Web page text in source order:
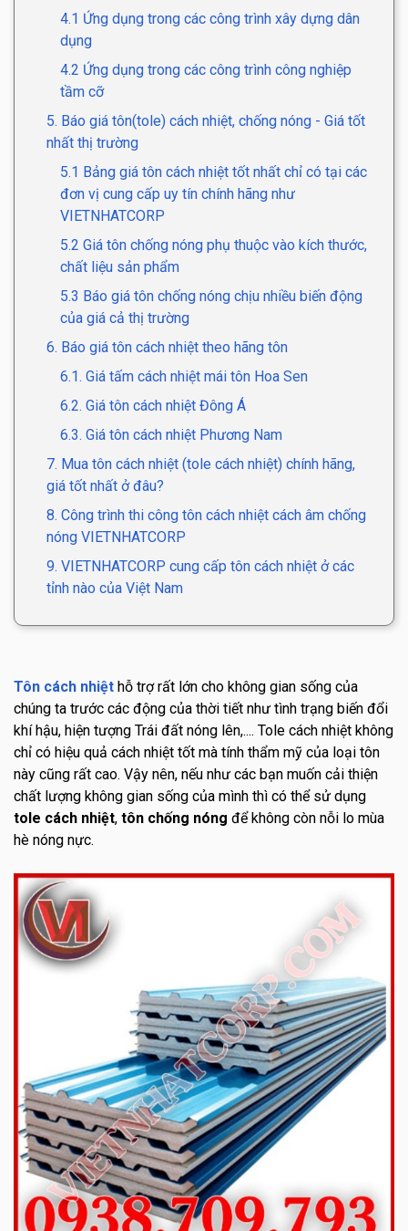
4.1 Ứng dụng trong các công trình xây dựng dân
dụng
4.2 Ứng dụng trong các công trình công nghiệp
tầm cỡ
5. Báo giá tôn(tole) cách nhiệt, chống nóng - Giá tốt
nhất thị trường
5.1 Bảng giá tôn cách nhiệt tốt nhất chỉ có tại các
đơn vị cung cấp uy tín chính hãng như
VIETNHATCORP
5.2 Giá tôn chống nóng phụ thuộc vào kích thước,
chất liệu sản phẩm
5.3 Báo giá tôn chống nóng chịu nhiều biến động
của giá cả thị trường
6. Báo giá tôn cách nhiệt theo hãng tôn
6.1. Giá tấm cách nhiệt mái tôn Hoa Sen
6.2. Giá tôn cách nhiệt Đông Á
6.3. Giá tôn cách nhiệt Phương Nam
7. Mua tôn cách nhiệt (tole cách nhiệt) chính hãng,
giá tốt nhất ở đâu?
8. Công trình thi công tôn cách nhiệt cách âm chống
nóng VIETNHATCORP
9. VIETNHATCORP cung cấp tôn cách nhiệt ở các
tỉnh nào của Việt Nam
Tôn cách nhiệt hỗ trợ rất lớn cho không gian sống của
chúng ta trước các động của thời tiết như tình trạng biến đổi
khí hậu, hiện tượng Trái đất nóng lên,.... Tole cách nhiệt không
chỉ có hiệu quả cách nhiệt tốt mà tính thẩm mỹ của loại tôn
này cũng rất cao. Vậy nên, nếu như các bạn muốn cải thiện
chất lượng không gian sống của mình thì có thể sử dụng
tole cách nhiệt, tôn chống nóng để không còn nỗi lo mùa
hè nóng nực.